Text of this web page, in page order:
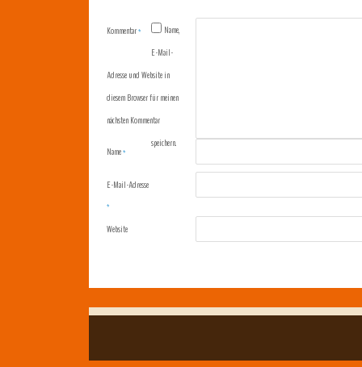
Kommentar*
Name*
E-Mail-Adresse
*
Website
Name,
E-Mail-
Adresse und Website in
diesem Browser für meinen
nächsten Kommentar
speichern.